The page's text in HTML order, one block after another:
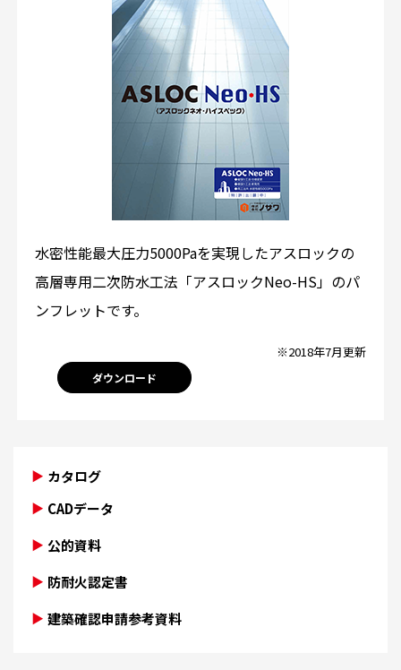
水密性能最大圧力5000Paを実現したアスロックの
高層専用二次防水工法「アスロックNeo-HS」のパ
ンフレットです。
※2018年7月更新
ダウンロード
カタログ
CADデータ
公的資料
防耐火認定書
建築確認申請参考資料